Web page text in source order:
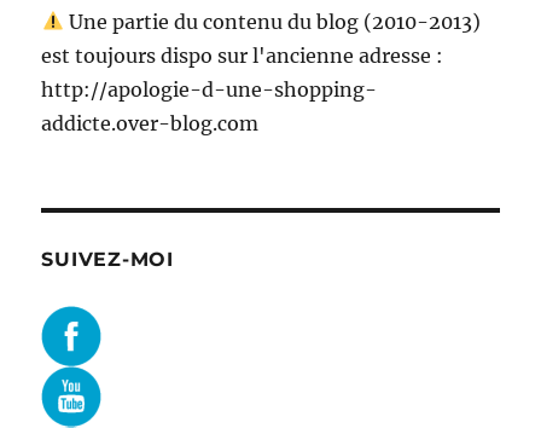
Une partie du contenu du blog (2010-2013)
est toujours dispo sur l'ancienne adresse :
http://apologie-d-une-shopping-
addicte.over-blog.com
SUIVEZ-MOI